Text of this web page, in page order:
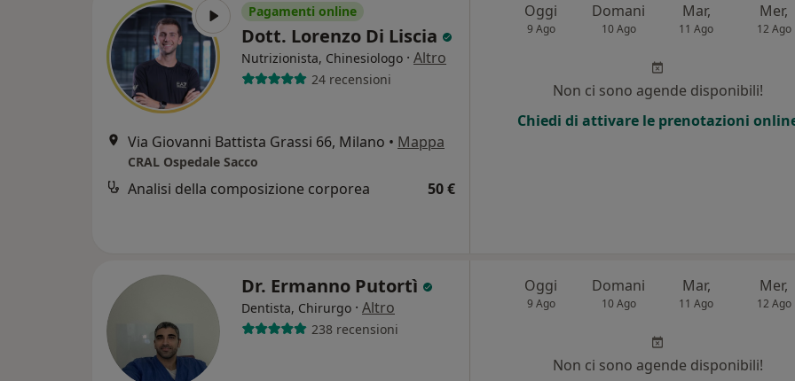
Pagamenti online
Dott. Lorenzo Di Liscia
Nutrizionista, Chinesiologo · Altro
24 recensioni
Via Giovanni Battista Grassi 66, Milano • Mappa
CRAL Ospedale Sacco
Analisi della composizione corporea 50 €
Oggi
9 Ago
Domani
10 Ago
Mar,
11 Ago
Mer,
12 Ago
Non ci sono agende disponibili!
Chiedi di attivare le prenotazioni
Dr. Ermanno Putortì
Dentista, Chirurgo · Altro
238 recensioni
Oggi
9 Ago
Domani
10 Ago
Mar,
11 Ago
Mer,
12 Ago
Non ci sono agende disponibili!